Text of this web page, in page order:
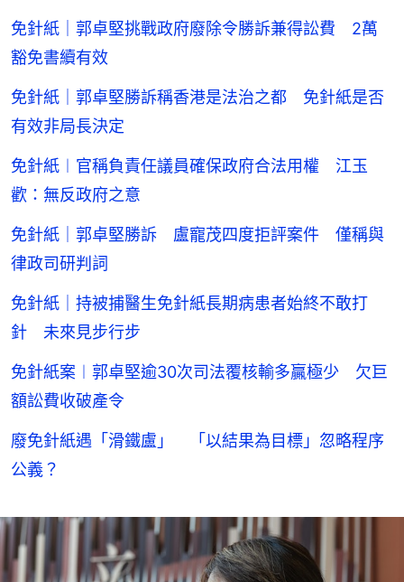
免針紙｜郭卓堅挑戰政府廢除令勝訴兼得訟費 2萬
豁免書續有效
免針紙｜郭卓堅勝訴稱香港是法治之都 免針紙是否
有效非局長決定
免針紙︱官稱負責任議員確保政府合法用權 江玉
歡：無反政府之意
免針紙｜郭卓堅勝訴 盧寵茂四度拒評案件 僅稱與
律政司研判詞
免針紙｜持被捕醫生免針紙長期病患者始終不敢打
針 未來見步行步
免針紙案︱郭卓堅逾30次司法覆核輸多贏極少 欠巨
額訟費收破產令
廢免針紙遇「滑鐵盧」 「以結果為目標」忽略程序
公義？